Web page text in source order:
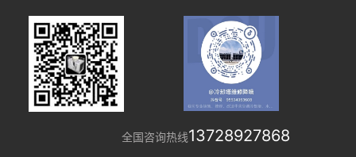
全国咨询热线13728927868